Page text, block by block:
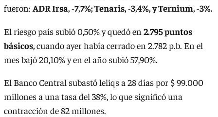
fueron:ADR Irsa, -7,7%; Tenaris, -3,4%, y Ternium, -3%.
El riesgo país subió 0,50% y quedó en 2.795 puntos
básicos,cuando ayer había cerrado en 2.782 p.b. En el
mes bajó 20,10% y en el año subió 57,90%.
El Banco Central subastó leliqs a 28 días por $ 99.000
millones a una tasa del 38%, lo que significó una
contracción de 82 millones.